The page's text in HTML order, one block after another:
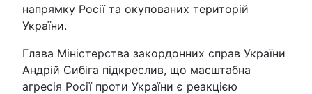
напрямку Росії та окупованих територій
України.
Глава Міністерства закордонних справ України
Андрій Сибіга підкреслив, що масштабна
агресія Росії проти України є реакцією